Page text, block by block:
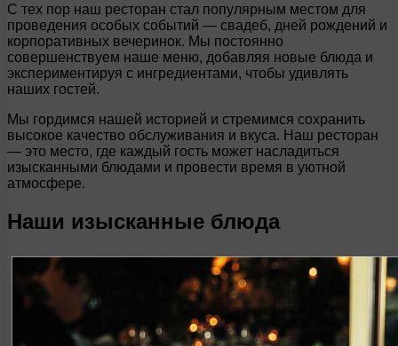
С тех пор наш ресторан стал популярным местом для
проведения особых событий — свадеб, дней рождений и
корпоративных вечеринок. Мы постоянно
совершенствуем наше меню, добавляя новые блюда и
экспериментируя с ингредиентами, чтобы удивлять
наших гостей.
Мы гордимся нашей историей и стремимся сохранить
высокое качество обслуживания и вкуса. Наш ресторан
— это место, где каждый гость может насладиться
изысканными блюдами и провести время в уютной
атмосфере.
Наши изысканные блюда